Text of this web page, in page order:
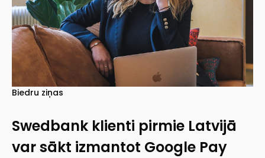
Biedru ziņas
Swedbank klienti pirmie Latvijā
var sākt izmantot Google Pay